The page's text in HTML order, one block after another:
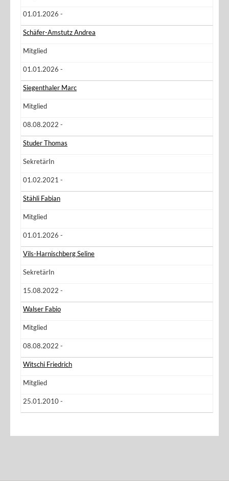
01.01.2026 -
Schäfer-Amstutz Andrea
Mitglied
01.01.2026 -
Siegenthaler Marc
Mitglied
08.08.2022 -
Studer Thomas
SekretärIn
01.02.2021 -
Stähli Fabian
Mitglied
01.01.2026 -
Vils-Harnischberg Seline
SekretärIn
15.08.2022 -
Walser Fabio
Mitglied
08.08.2022 -
Witschi Friedrich
Mitglied
25.01.2010 -